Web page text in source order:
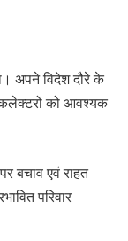
अपने विदेश दौरे के
कलेक्टरों को आवश्यक
बचाव एवं राहत
परिवार